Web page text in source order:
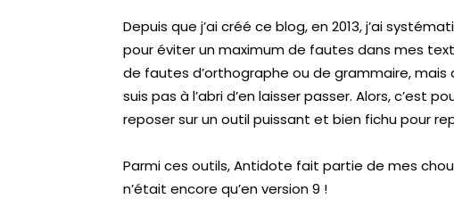
Depuis que j’ai créé ce blog, en 2013, j’ai
pour éviter un maximum de fautes dans mes
de fautes d’orthographe ou de grammaire, mais
suis pas à l’abri d’en laisser passer. Alors, c’est
reposer sur un outil puissant et bien fichu pour
Parmi ces outils, Antidote fait partie de mes
n’était encore qu’en version 9 !